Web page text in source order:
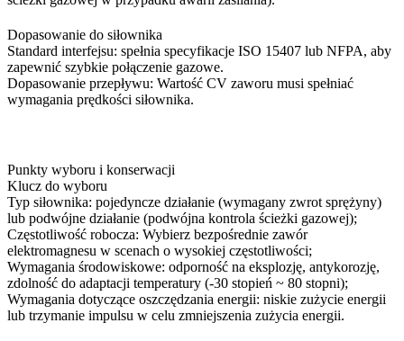
Dopasowanie do siłownika
Standard interfejsu: spełnia specyfikacje ISO 15407 lub NFPA, aby
zapewnić szybkie połączenie gazowe.
Dopasowanie przepływu: Wartość CV zaworu musi spełniać
wymagania prędkości siłownika.
Punkty wyboru i konserwacji
Klucz do wyboru
Typ siłownika: pojedyncze działanie (wymagany zwrot sprężyny)
lub podwójne działanie (podwójna kontrola ścieżki gazowej);
Częstotliwość robocza: Wybierz bezpośrednie zawór
elektromagnesu w scenach o wysokiej częstotliwości;
Wymagania środowiskowe: odporność na eksplozję, antykorozję,
zdolność do adaptacji temperatury (-30 stopień ~ 80 stopni);
Wymagania dotyczące oszczędzania energii: niskie zużycie energii
lub trzymanie impulsu w celu zmniejszenia zużycia energii.